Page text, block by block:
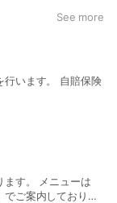
See more
行います。 自賠保険
ます。 メニューは
でご案内しておりま